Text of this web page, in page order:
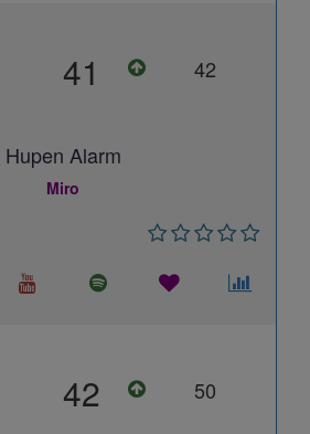
41 42
Hupen Alarm
Miro
42 50